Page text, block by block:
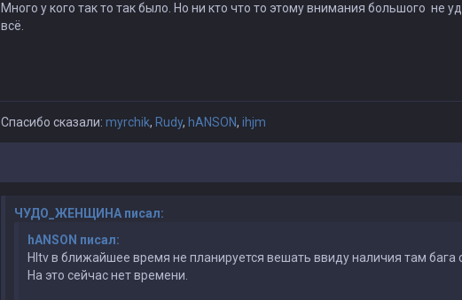
Много у кого так то так было. Но ни кто что то этому внимания большого не
всё.
Спасибо сказали: myrchik, Rudy, hАNSON, ihjm
ЧУДО_ЖЕНЩИНА писал:
hANSON писал:
Hltv в ближайшее время не планируется вешать ввиду наличия там бага
На это сейчас нет времени.